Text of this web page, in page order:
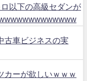
以下の高級セダンが
古車ビジネスの実
カーが欲しいｗｗｗ